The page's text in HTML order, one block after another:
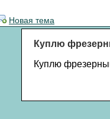
Новая тема
Куплю
Куплю